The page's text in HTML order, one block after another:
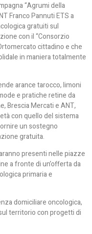
“Agrumi della
Franco Pannuti ETS a
gratuiti sul
con il “Consorzio
cittadino e che
in maniera totalmente
arance tarocco, limoni
e pratiche retine da
Brescia Mercati e ANT,
con quello del sistema
un sostegno
gratuita.
presenti nelle piazze
a fronte di un’offerta da
primaria e
domiciliare oncologica,
territorio con progetti di